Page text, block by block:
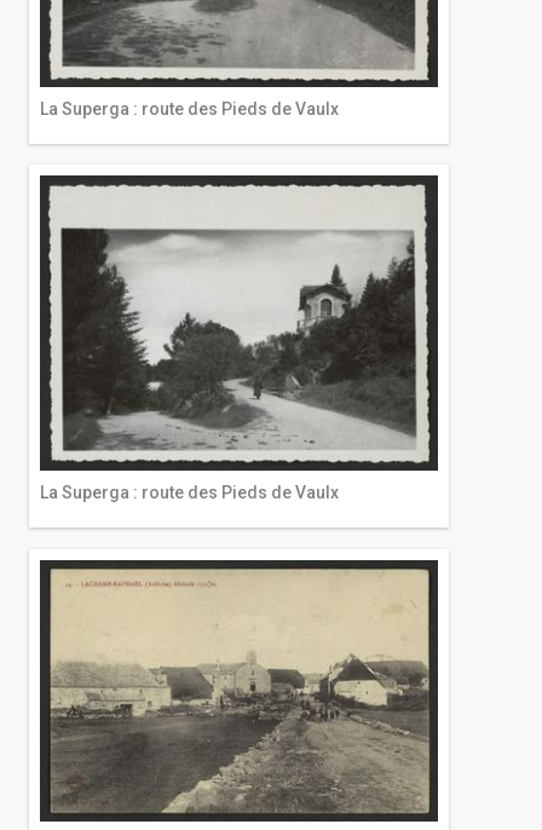
La Superga : route des Pieds de Vaulx
La Superga : route des Pieds de Vaulx